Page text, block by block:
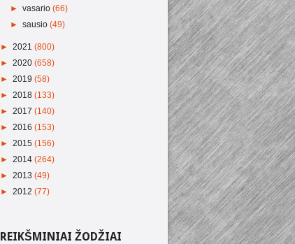
►vasario(66)
►sausio(49)
► 2021 (800)
► 2020 (658)
► 2019 (58)
► 2018 (133)
► 2017 (140)
► 2016 (153)
► 2015 (156)
► 2014 (264)
► 2013 (49)
► 2012 (77)
REIKŠMINIAI ŽODŽIAI